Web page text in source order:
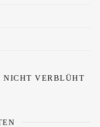
NICHT VERBLÜHT